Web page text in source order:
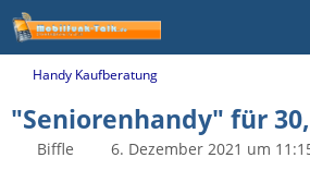
Handy Kaufberatung
"Seniorenhandy" für 30,
Biffle 6. Dezember 2021 um